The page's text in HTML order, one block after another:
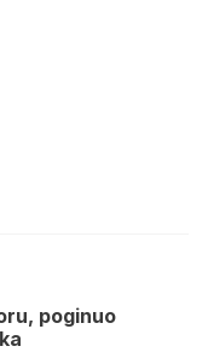
poginuo